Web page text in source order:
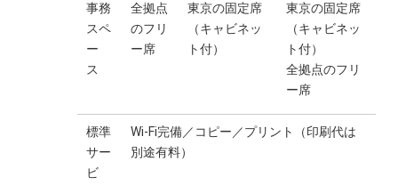
事務
スペ
ー
ス
全拠点
のフリ
ー席
東京の固定席
（キャビネッ
ト付）
東京の固定席
（キャビネッ
ト付）
全拠点のフリ
ー席
標準
サー
ビ
Wi-Fi完備／コピー／プリント（印刷代は
別途有料）